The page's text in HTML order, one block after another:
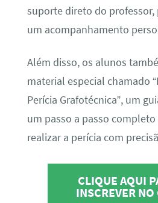
suporte direto do
um acompanhamento
Além disso, os alunos
material especial chamado
Perícia Grafotécnica”, um
um passo a passo
realizar a perícia com
CLIQUE AQUI
INSCREVER NO